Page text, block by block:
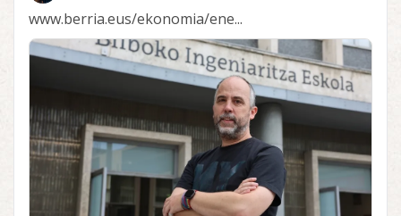
www.berria.eus/ekonomia/ene...